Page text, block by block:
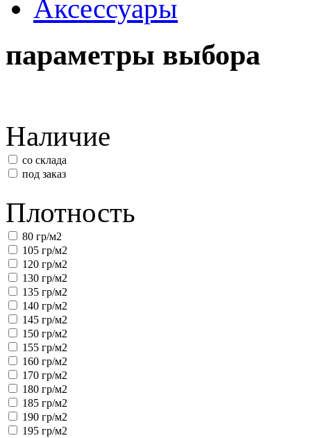
Аксессуары
параметры выбора
Наличие
со склада
под заказ
Плотность
80 гр/м2
105 гр/м2
120 гр/м2
130 гр/м2
135 гр/м2
140 гр/м2
145 гр/м2
150 гр/м2
155 гр/м2
160 гр/м2
170 гр/м2
180 гр/м2
185 гр/м2
190 гр/м2
195 гр/м2